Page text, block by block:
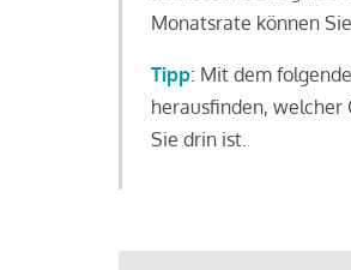
Monatsrate können
Tipp: Mit dem
herausfinden,
Sie drin ist.